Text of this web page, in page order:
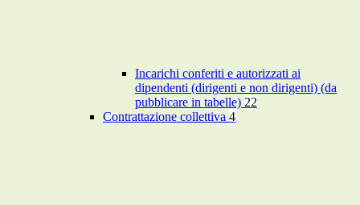
Incarichi conferiti e autorizzati ai
dipendenti (dirigenti e non dirigenti) (da
pubblicare in tabelle) 22
Contrattazione collettiva 4